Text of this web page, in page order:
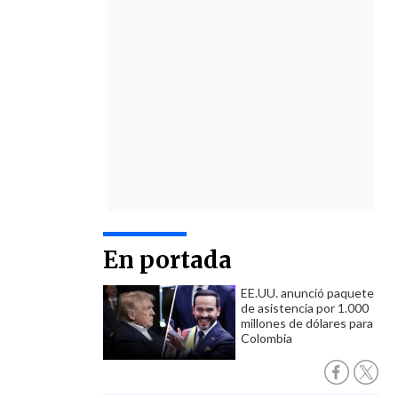
En portada
EE.UU. anunció paquete
de asistencia por 1.000
millones de dólares para
Colombia